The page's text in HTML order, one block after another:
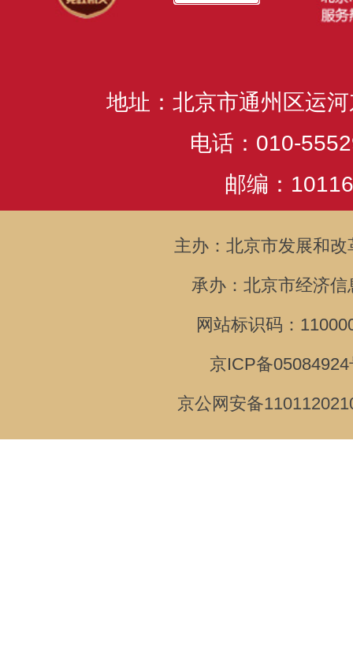
地址：北京市通州区运
电话：010-
邮编：
主办：北京市发展和改
承办：北京市经济信
网站标识码：
京ICP备
京公网安备